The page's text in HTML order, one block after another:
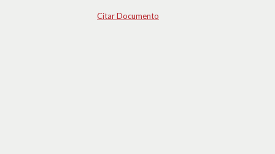
Citar Documento